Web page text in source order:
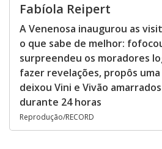
Fabíola Reipert
A Venenosa inaugurou as
o que sabe de melhor:
surpreendeu os moradores
fazer revelações, propôs
deixou Vini e Vivão
durante 24 horas
Reprodução/RECORD